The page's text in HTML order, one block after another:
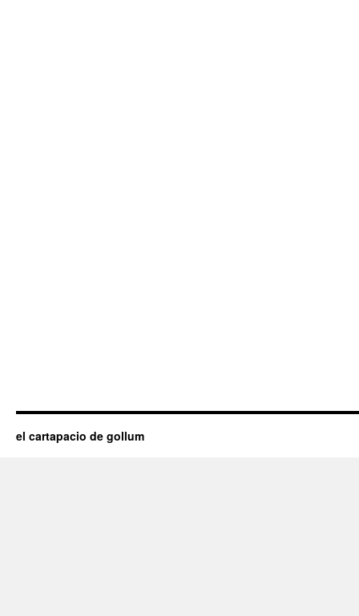
el cartapacio de gollum